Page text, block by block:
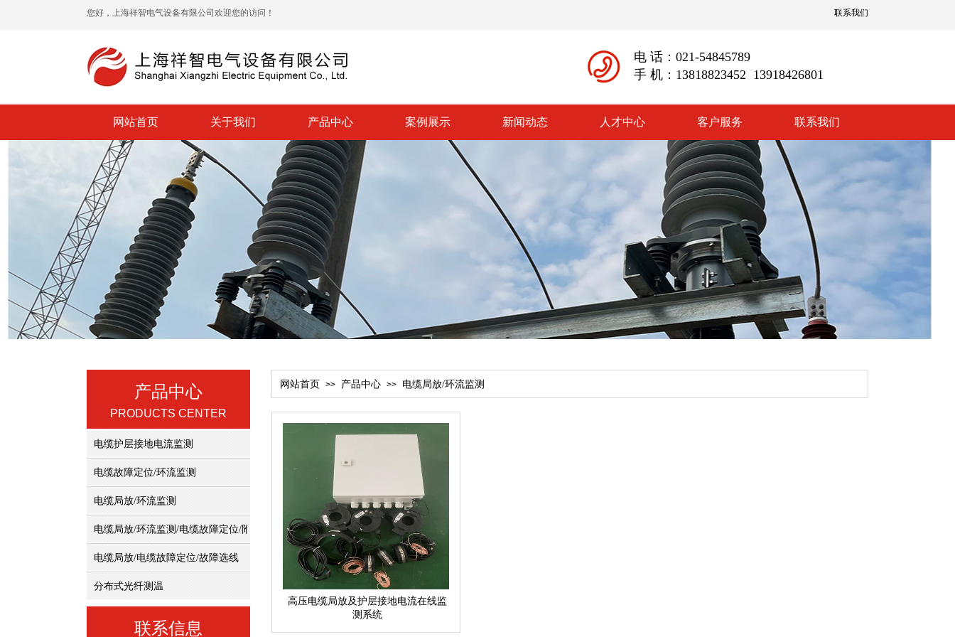
您好，上海祥智电气设备有限公司欢迎您的访问！ 联系我们
电 话：021-54845789
手 机：13818823452 13918426801
网站首页 关于我们 产品中心 案例展示 新闻动态 人才中心 客户服务 联系我们
PRODUCTS CENTER
产品中心 网站首页 >> 产品中心 >> 电缆局放/环流监测
高压电缆局放及护层接地电流在线监
测系统
电缆护层接地电流监测
电缆故障定位/环流监测
电缆局放/环流监测
电缆局放/环流监测/电缆故障定位/附件表面温度、护层感应电压
电缆局放/电缆故障定位/故障选线
分布式光纤测温
联系信息